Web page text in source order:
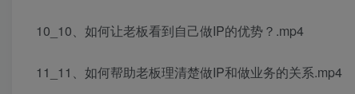
10_10、如何让老板看到自己做IP的优势？.mp4
11_11、如何帮助老板理清楚做IP和做业务的关系.mp4